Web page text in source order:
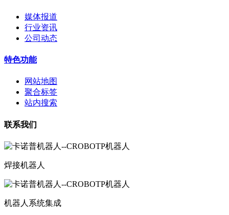
媒体报道
行业资讯
公司动态
特色功能
网站地图
聚合标签
站内搜索
联系我们
焊接机器人
机器人系统集成